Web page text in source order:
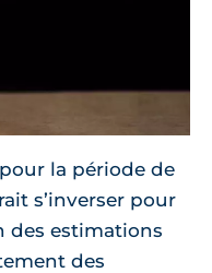
la période de
s’inverser pour
des estimations
des